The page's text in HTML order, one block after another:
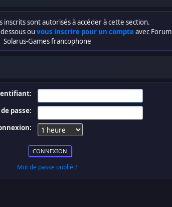
inscrits sont autorisés à accéder à cette section.
ou vous inscrire pour un compteavec Forum
Solarus-Games francophone
passe:
Mot de passe oublié ?